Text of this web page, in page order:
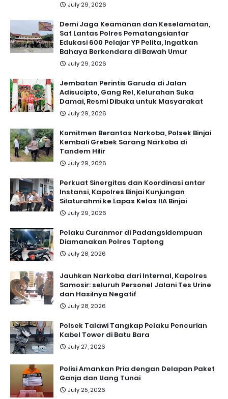
July 29, 2026
Demi Jaga Keamanan dan Keselamatan,
Sat Lantas Polres Pematangsiantar
Edukasi 600 Pelajar YP Pelita, Ingatkan
Bahaya Berkendara di Bawah Umur
July 29, 2026
Jembatan Perintis Garuda di Jalan
Adisucipto, Gang Rel, Kelurahan Suka
Damai, Resmi Dibuka untuk Masyarakat
July 29, 2026
Komitmen Berantas Narkoba, Polsek Binjai
Kembali Grebek Sarang Narkoba di
Tandem Hilir
July 29, 2026
Perkuat Sinergitas dan Koordinasi antar
Instansi, Kapolres Binjai Kunjungan
Silaturahmi ke Lapas Kelas IIA Binjai
July 29, 2026
Pelaku Curanmor di Padangsidempuan
Diamanakan Polres Tapteng
July 28, 2026
Jauhkan Narkoba dari Internal, Kapolres
Samosir: seluruh Personel Jalani Tes Urine
dan Hasilnya Negatif
July 28, 2026
Polsek Talawi Tangkap Pelaku Pencurian
Kabel Tower di Batu Bara
July 27, 2026
Polisi Amankan Pria dengan Delapan Paket
Ganja dan Uang Tunai
July 25, 2026